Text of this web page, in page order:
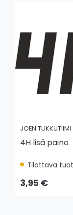
JOEN TUKKUTIIMI
4H lisä paino
Tilattava
3,95 €